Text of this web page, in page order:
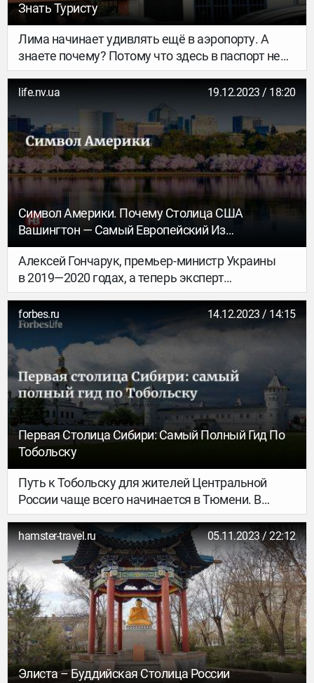
Знать Туристу
Лима начинает удивлять ещё в аэропорту. А
знаете почему? Потому что здесь в паспорт не
поставят штампик о прибытии в Перу.
Некоторое время назад страна отказалась от
этого, и теперь в паспорте не останется никаких
следов о посещении вами этой колоритной
страны.
life.nv.ua 19.12.2023 / 18:20
Символ Америки. Почему Столица США
Вашингтон — Самый Европейский Из
Американских Городов
Алексей Гончарук, премьер-министр Украины
в 2019—2020 годах, а теперь эксперт
аналитического центра Евразия американского
Атлантического совета, прожил в Вашингтоне
почти год. В статье для журнала НВ
он поделился впечатлениями о городе.
forbes.ru 14.12.2023 / 14:15
Первая Столица Сибири: Самый Полный Гид По
Тобольску
Путь к Тобольску для жителей Центральной
России чаще всего начинается в Тюмени. В
самом городе тоже есть аэропорт, открытый
осенью 2021 года, но пока рейсы из него летают
не каждый день и подгадывать поездку под них
не всегда удобно. От столицы области до
Тобольска, где сегодня живет порядка 103 000
человек, ехать около трех часов на машине по
хорошей дороге.
hamster-travel.ru 05.11.2023 / 22:12
Элиста – Буддийская Столица России